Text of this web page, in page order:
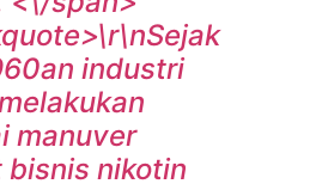
Sejak
industri
manuver
bisnis nikotin